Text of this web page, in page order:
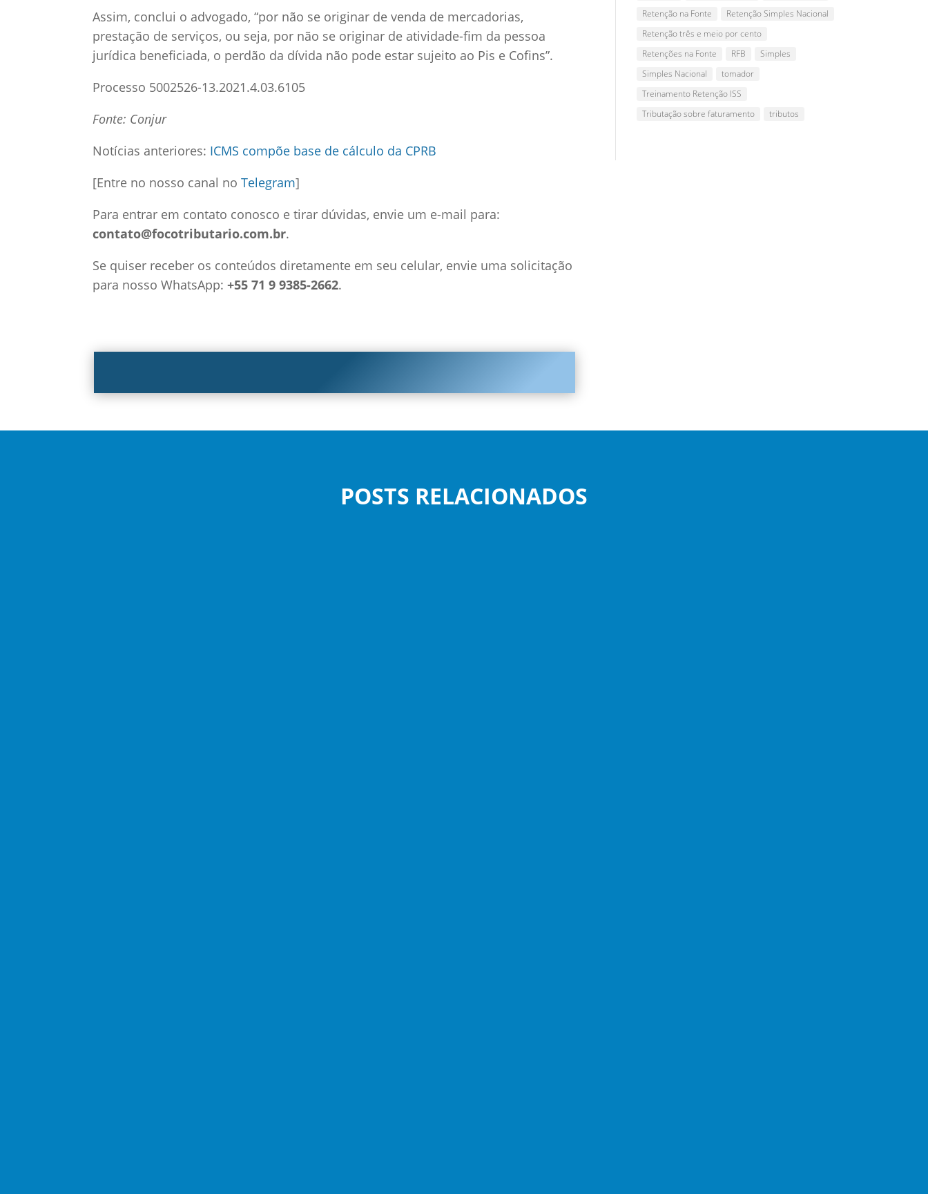
Assim, conclui o advogado, “por não se originar de venda de mercadorias,
prestação de serviços, ou seja, por não se originar de atividade-fim da pessoa
jurídica beneficiada, o perdão da dívida não pode estar sujeito ao Pis e Cofins”.
Processo 5002526-13.2021.4.03.6105
Fonte: Conjur
Notícias anteriores: ICMS compõe base de cálculo da CPRB
[Entre no nosso canal noTelegram]
Para entrar em contato conosco e tirar dúvidas, envie um e-mail para:
contato@focotributario.com.br.
Se quiser receber os conteúdos diretamente em seu celular, envie uma solicitação
para nosso WhatsApp:+55 71 9 9385-2662.
Retenção na Fonte
Retenção Simples Nacional
Retenção três e meio por cento
Retenções na Fonte
RFB
Simples
Simples Nacional
tomador
Treinamento Retenção ISS
Tributação sobre faturamento
tributos
POSTS RELACIONADOS